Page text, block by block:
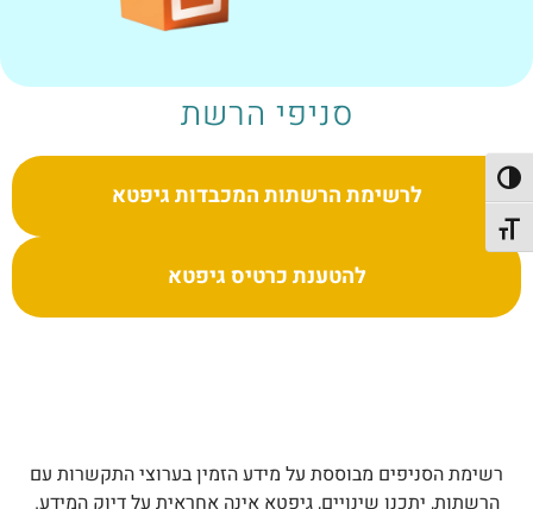
הפעל/כבה ניגודיות גבוהה
מתג גודל גופן
סניפי הרשת
לרשימת הרשתות המכבדות גיפטא
להטענת כרטיס גיפטא
רשימת הסניפים מבוססת על מידע הזמין בערוצי התקשרות עם
הרשתות, יתכנו שינויים, גיפטא אינה אחראית על דיוק המידע.